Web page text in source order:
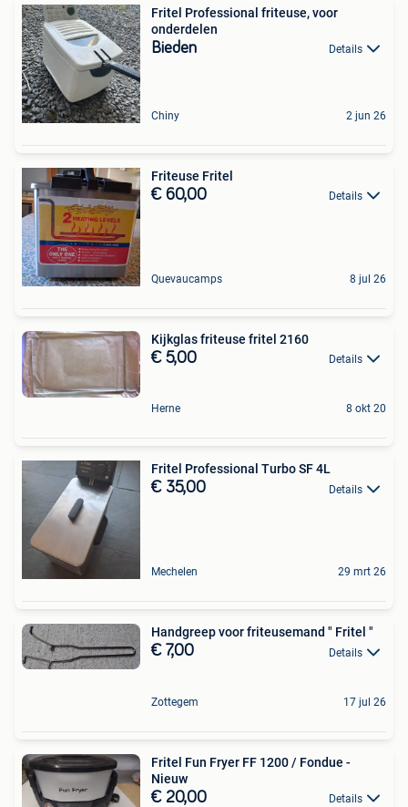
Fritel Professional friteuse, voor
onderdelen
Bieden Details
Chiny 2 jun 26
Friteuse Fritel
€ 60,00 Details
Quevaucamps 8 jul 26
Kijkglas friteuse fritel 2160
€ 5,00 Details
Herne 8 okt 20
Fritel Professional Turbo SF 4L
€ 35,00 Details
Mechelen 29 mrt 26
Handgreep voor friteusemand " Fritel "
€ 7,00 Details
Zottegem 17 jul 26
Fritel Fun Fryer FF 1200 / Fondue -
Nieuw
€ 20,00 Details